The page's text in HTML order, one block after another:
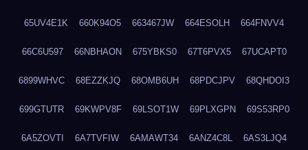
65UV4E1K 660K94O5 663467JW 664ESOLH 664FNVV4
66C6U597 66NBHAON 675YBKS0 67T6PVX5 67UCAPT0
6899WHVC 68EZZKJQ 68OMB6UH 68PDCJPV 68QHDOI3
699GTUTR 69KWPV8F 69LSOT1W 69PLXGPN 69S53RP0
6A5ZOVTI 6A7TVFIW 6AMAWT34 6ANZ4C8L 6AS3LJQ4